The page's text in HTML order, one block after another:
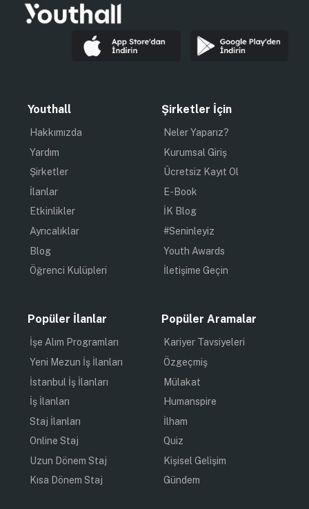
Youthall
Hakkımızda
Yardım
Şirketler
İlanlar
Etkinlikler
Ayrıcalıklar
Blog
Öğrenci Kulüpleri
Şirketler İçin
Neler Yaparız?
Kurumsal Giriş
Ücretsiz Kayıt Ol
E-Book
İK Blog
#Seninleyiz
Youth Awards
İletişime Geçin
Popüler İlanlar
İşe Alım Programları
Yeni Mezun İş İlanları
İstanbul İş İlanları
İş İlanları
Staj İlanları
Online Staj
Uzun Dönem Staj
Kısa Dönem Staj
Popüler Aramalar
Kariyer Tavsiyeleri
Özgeçmiş
Mülakat
Humanspire
İlham
Quiz
Kişisel Gelişim
Gündem